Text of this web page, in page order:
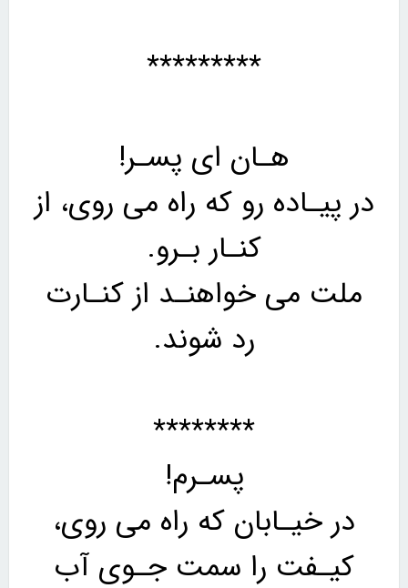
*********
هـان ای پسـر!
در پیـاده رو که راه می روی، از
کنـار بـرو.
ملت می خواهنـد از کنـارت
رد شوند.
********
پسـرم!
در خیـابان که راه می روی،
کیـفت را سمت جـوی آب